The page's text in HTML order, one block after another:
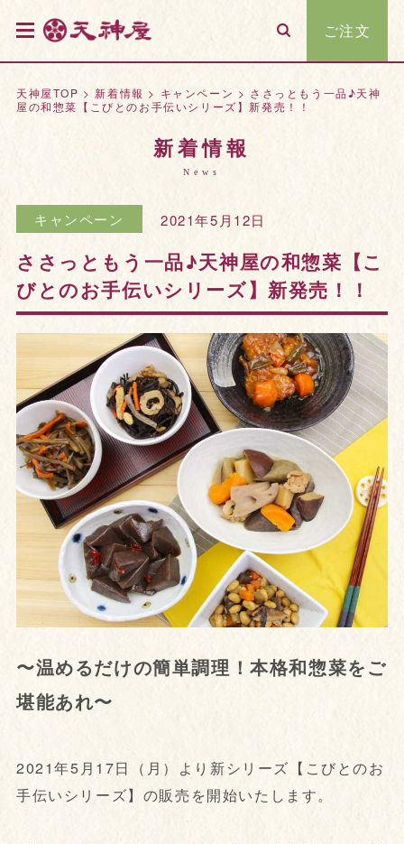
ご注文
天神屋TOP >新着情報 > キャンペーン > ささっともう一品♪天神
屋の和惣菜【こびとのお手伝いシリーズ】新発売！！
新着情報
News
キャンペーン 2021年5月12日
ささっともう一品♪天神屋の和惣菜【こ
びとのお手伝いシリーズ】新発売！！
〜温めるだけの簡単調理！本格和惣菜をご
堪能あれ〜
2021年5月17日（月）より新シリーズ【こびとのお
手伝いシリーズ】の販売を開始いたします。